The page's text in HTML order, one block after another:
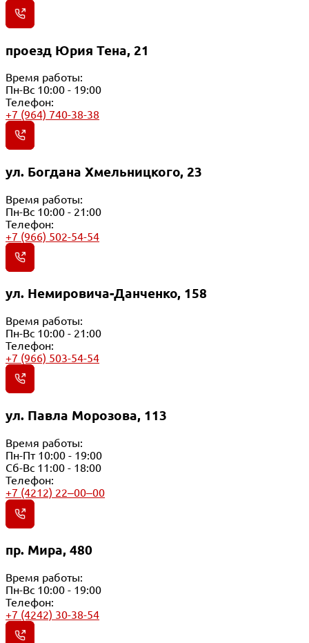
проезд Юрия Тена, 21
Время работы:
Пн-Вс 10:00 - 19:00
Телефон:
+7 (964) 740-38-38
ул. Богдана Хмельницкого, 23
Время работы:
Пн-Вс 10:00 - 21:00
Телефон:
+7 (966) 502-54-54
ул. Немировича-Данченко, 158
Время работы:
Пн-Вс 10:00 - 21:00
Телефон:
+7 (966) 503-54-54
ул. Павла Морозова, 113
Время работы:
Пн-Пт 10:00 - 19:00
Сб-Вс 11:00 - 18:00
Телефон:
+7 (4212) 22‒00‒00
пр. Мира, 480
Время работы:
Пн-Вс 10:00 - 19:00
Телефон:
+7 (4242) 30-38-54